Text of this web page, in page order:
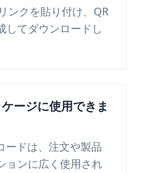
ンクを貼り付け、QR
してダウンロードし
ージに使用できま
ードは、注文や製品
ョンに広く使用され